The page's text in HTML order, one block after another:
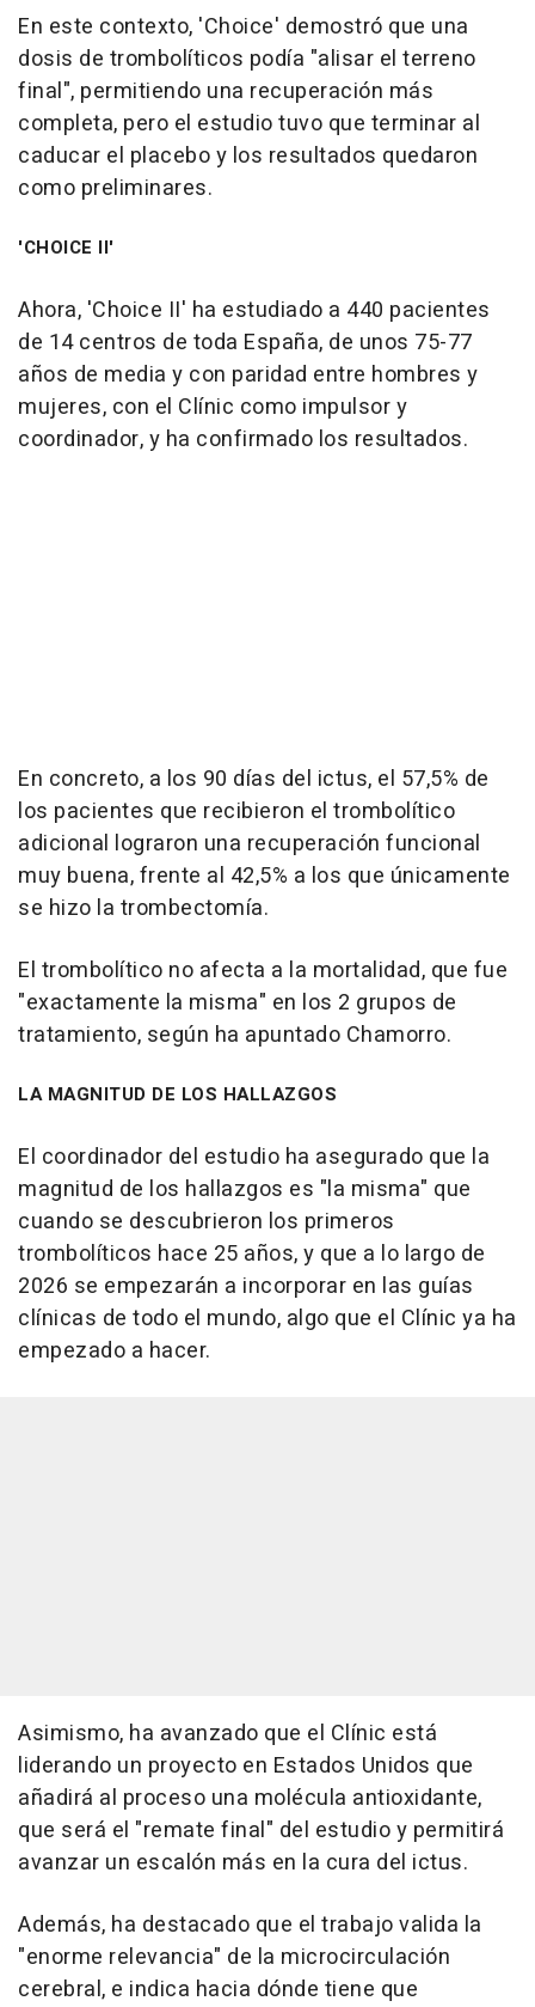
En este contexto, 'Choice' demostró que una
dosis de trombolíticos podía "alisar el terreno
final", permitiendo una recuperación más
completa, pero el estudio tuvo que terminar al
caducar el placebo y los resultados quedaron
como preliminares.
'CHOICE II'
Ahora, 'Choice II' ha estudiado a 440 pacientes
de 14 centros de toda España, de unos 75-77
años de media y con paridad entre hombres y
mujeres, con el Clínic como impulsor y
coordinador, y ha confirmado los resultados.
En concreto, a los 90 días del ictus, el 57,5% de
los pacientes que recibieron el trombolítico
adicional lograron una recuperación funcional
muy buena, frente al 42,5% a los que únicamente
se hizo la trombectomía.
El trombolítico no afecta a la mortalidad, que fue
"exactamente la misma" en los 2 grupos de
tratamiento, según ha apuntado Chamorro.
LA MAGNITUD DE LOS HALLAZGOS
El coordinador del estudio ha asegurado que la
magnitud de los hallazgos es "la misma" que
cuando se descubrieron los primeros
trombolíticos hace 25 años, y que a lo largo de
2026 se empezarán a incorporar en las guías
clínicas de todo el mundo, algo que el Clínic ya ha
empezado a hacer.
Asimismo, ha avanzado que el Clínic está
liderando un proyecto en Estados Unidos que
añadirá al proceso una molécula antioxidante,
que será el "remate final" del estudio y permitirá
avanzar un escalón más en la cura del ictus.
Además, ha destacado que el trabajo valida la
"enorme relevancia" de la microcirculación
cerebral, e indica hacia dónde tiene que